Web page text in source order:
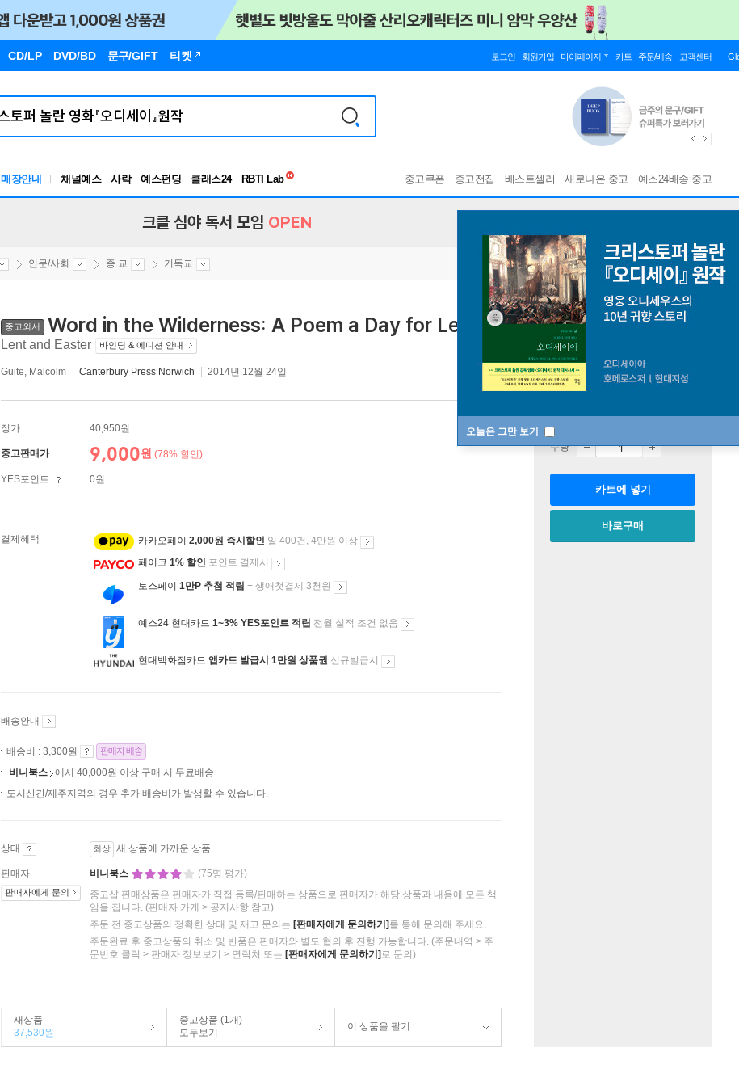
CD/LP DVD/BD 문구/GIFT 티켓 로그인 회원가입 마이페이지 카트 주문/배송 고객센터
매장안내 채널예스 사락 예스펀딩 클래스24
독서유형검사
중고쿠폰 중고전집 베스트셀러 새로나온 중고 예스24배송 중고
오늘은 그만 보기
크클 심야 독서 모임 OPEN
인문/사회 종 교 기독교
중고외서 Word in the Wilderness: A Poem a Day for Lent and Easter
A Poem a Day for
Lent and Easter
바인딩 & 에디션 안내
Guite, Malcolm Canterbury Press Norwich 2014년 12월 24일
정가 40,950원
중고판매가 9,000원 (78% 할인)
YES포인트 0원
결제혜택 카카오페이 2,000원 즉시할인 일 400건, 4만원 이상
페이코 1% 할인 포인트 결제시
토스페이 1만P 추첨 적립 + 생애첫결제 3천원
예스24 현대카드 1~3% YES포인트 적립 전월 실적 조건 없음
현대백화점카드 앱카드 발급시 1만원 상품권 신규발급시
배송안내
배송비 : 3,300원 판매자 배송
비니북스
에서 40,000원 이상 구매 시 무료배송
도서산간/제주지역의 경우 추가 배송비가 발생할 수 있습니다.
상태 최상 새 상품에 가까운 상품
판매자
판매자에게 문의
비니북스
(75명 평가)
중고샵 판매상품은 판매자가 직접 등록/판매하는 상품으로 판매자가 해당 상품과 내용에 모든 책
임을 집니다. (판매자 가게 > 공지사항 참고)
주문 전 중고상품의 정확한 상태 및 재고 문의는 [판매자에게 문의하기] 를 통해 문의해 주세요.
주문완료 후 중고상품의 취소 및 반품은 판매자와 별도 협의 후 진행 가능합니다. (주문내역 > 주
문번호 클릭 > 판매자 정보보기 > 연락처 또는 [판매자에게 문의하기] 로 문의)
새상품
37,530원
중고상품 (1개)
모두보기
이 상품을 팔기
수량
카트에 넣기
바로구매